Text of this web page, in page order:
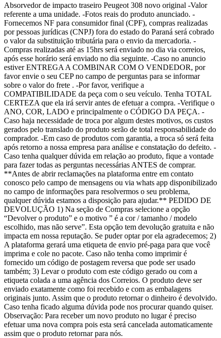
Absorvedor de impacto traseiro Peugeot 308 novo original -Valor
referente a uma unidade. -Fotos reais do produto anunciado. -
Fornecemos NF para consumidor final (CPF), compras realizadas
por pessoas jurídicas (CNPJ) fora do estado do Paraná será cobrado
o valor da substituição tributária para o envio da mercadoria. -
Compras realizadas até as 15hrs será enviado no dia via correios,
após esse horário será enviado no dia seguinte. -Caso no anuncio
estiver ENTREGA A COMBINAR COM O VENDEDOR, por
favor envie o seu CEP no campo de perguntas para se informar
sobre o valor do frete . -Por favor, verifique a
COMPATIBILIDADE da peça com o seu veículo. Tenha TOTAL
CERTEZA que ela irá servir antes de efetuar a compra. -Verifique o
ANO, COR, LADO e principalmente o CÓDIGO DA PEÇA. -
Caso haja necessidade de troca por algum destes motivos, os custos
gerados pelo translado do produto serão de total responsabilidade do
comprador. -Em caso de produtos com garantia, a troca só será feita
após retorno a nossa empresa para análise e constatação do defeito. -
Caso tenha qualquer dúvida em relação ao produto, fique a vontade
para fazer todas as perguntas necessárias ANTES de comprar.
**Antes de abrir reclamações na plataforma entre em contato
conosco pelo campo de mensagens ou via whats app disponibilizado
no campo de informações para resolvermos o seu problema,
qualquer dúvida estamos a disposição para ajudar.** PEDIDO DE
DEVOLUÇÃO 1) Na seção de Compras selecione a opção
“Devolver o produto” e o motivo ” é a cor / tamanho / modelo
escolhido, mas não serve”. Esta opção tem devolução gratuita e não
impacta em nossa reputação. Se puder optar por ela agradecemos; 2)
A plataforma gerará uma etiqueta de envio pré-paga para que você
imprima e cole no pacote. Caso não tenha como imprimir é
fornecido um código de postagem reversa que pode ser usado
também; 3) Levar o produto com este código gerado ou com a
etiqueta colada a uma agência dos Correios. O produto deve ser
enviado exatamente como foi recebido e com as embalagens
originais junto. Assim que o produto retornar o dinheiro é devolvido.
Caso tenha ficado alguma dúvida pode nos procurar quando quiser.
Observação: Para receber um novo produto no lugar é preciso
efetuar uma nova compra pois esta será cancelada automaticamente
assim que o produto retornar para nós.